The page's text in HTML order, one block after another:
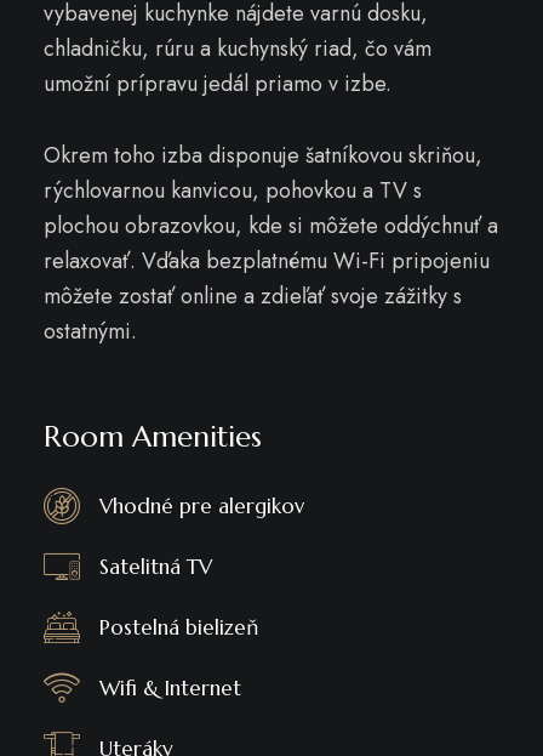
vybavenej kuchynke nájdete varnú dosku,
chladničku, rúru a kuchynský riad, čo vám
umožní prípravu jedál priamo v izbe.
Okrem toho izba disponuje šatníkovou skriňou,
rýchlovarnou kanvicou, pohovkou a TV s
plochou obrazovkou, kde si môžete oddýchnuť a
relaxovať. Vďaka bezplatnému Wi-Fi pripojeniu
môžete zostať online a zdieľať svoje zážitky s
ostatnými.
Room Amenities
Vhodné pre alergikov
Satelitná TV
Postelná bielizeň
Wifi & Internet
Uteráky